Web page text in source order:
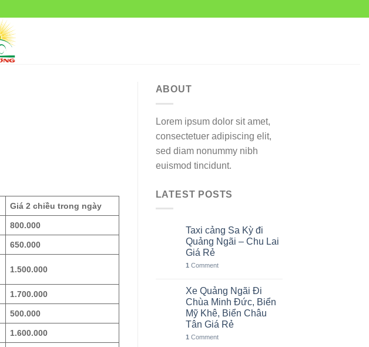
Giá 2 chiều trong ngày
800.000
650.000
1.500.000
1.700.000
500.000
1.600.000
ABOUT
Lorem ipsum dolor sit amet,
consectetuer adipiscing elit,
sed diam nonummy nibh
euismod tincidunt.
LATEST POSTS
Taxi cảng Sa Kỳ đi
Quảng Ngãi – Chu Lai
Giá Rẻ
1 Comment
Xe Quảng Ngãi Đi
Chùa Minh Đức, Biển
Mỹ Khê, Biển Châu
Tân Giá Rẻ
1 Comment